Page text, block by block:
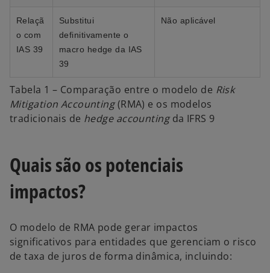
Relaçã
o com
IAS 39
Substitui
definitivamente o
macro hedge da IAS
39
Não aplicável
Tabela 1 – Comparação entre o modelo de Risk
Mitigation Accounting(RMA) e os modelos
tradicionais de hedge accountingda IFRS 9
Quais são os potenciais
impactos?
O modelo de RMA pode gerar impactos
significativos para entidades que gerenciam o risco
de taxa de juros de forma dinâmica, incluindo: